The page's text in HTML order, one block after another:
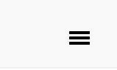
Toggle
navigation